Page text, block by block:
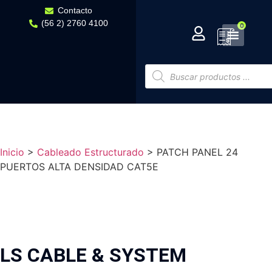
Contacto
(56 2) 2760 4100
0
Inicio > Cableado Estructurado > PATCH PANEL 24
PUERTOS ALTA DENSIDAD CAT5E
LS CABLE & SYSTEM